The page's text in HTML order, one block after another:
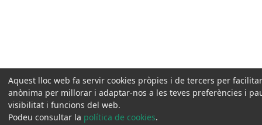
Aquest lloc web fa servir cookies pròpies i de tercers per
anònima per millorar i adaptar-nos a les teves preferències i
visibilitat i funcions del web.
Podeu consultar la política de cookies.